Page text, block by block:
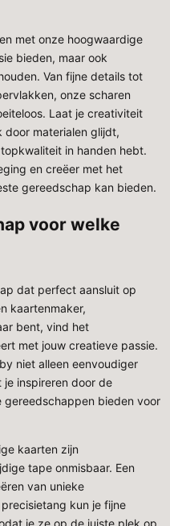
met onze hoogwaardige
bieden, maar ook
Van fijne details tot
onze scharen
Laat je creativiteit
door materialen glijdt,
in handen hebt.
en creëer met het
gereedschap kan bieden.
voor welke
dat perfect aansluit op
kaartenmaker,
bent, vind het
met jouw creatieve passie.
niet alleen eenvoudiger
inspireren door de
bieden voor
kaarten zijn
tape onmisbaar. Een
van unieke
kun je fijne